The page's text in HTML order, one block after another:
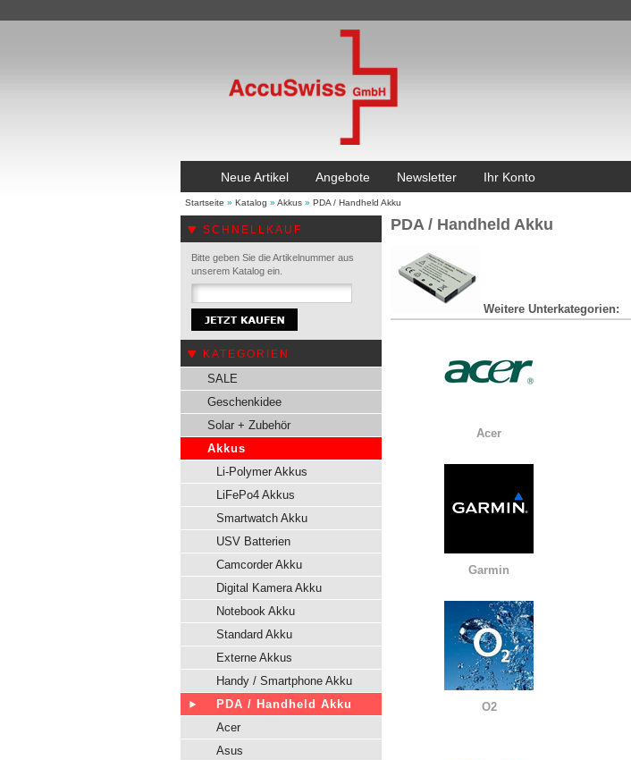
Neue Artikel Angebote Newsletter Ihr Konto
Startseite » Katalog » Akkus » PDA / Handheld Akku
SCHNELLKAUF
Bitte geben Sie die Artikelnummer aus
unserem Katalog ein.
KATEGORIEN
SALE
Geschenkidee
Solar + Zubehör
Akkus
Li-Polymer Akkus
LiFePo4 Akkus
Smartwatch Akku
USV Batterien
Camcorder Akku
Digital Kamera Akku
Notebook Akku
Standard Akku
Externe Akkus
Handy / Smartphone Akku
PDA / Handheld Akku
Acer
Asus
PDA / Handheld Akku
Weitere Unterkategorien:
Acer
Garmin
O2